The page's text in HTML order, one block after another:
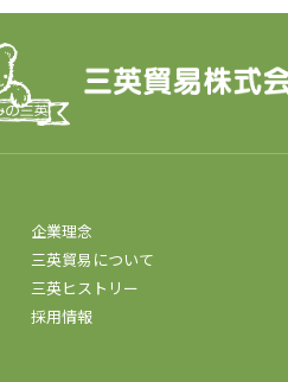
企業理念
三英貿易について
三英ヒストリー
採用情報